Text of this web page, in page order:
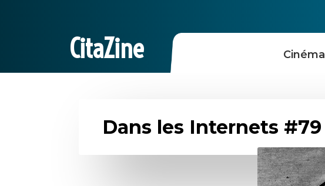
CitaZine Cinéma
Dans les Internets #79